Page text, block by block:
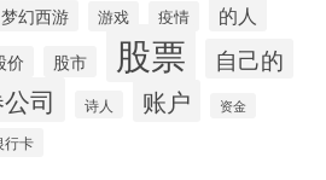
梦幻西游 游戏 疫情 的人
价 股市 股票 自己的
司 诗人 账户 资金
行卡